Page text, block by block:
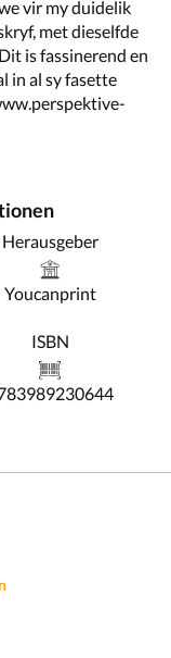
vir my duidelik
met dieselfde
is fassinerend en
in al sy fasette
Herausgeber
Youcanprint
ISBN